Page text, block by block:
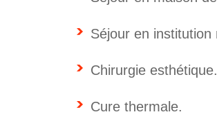
Séjour en
Chirurgie esthétique.
Cure thermale.